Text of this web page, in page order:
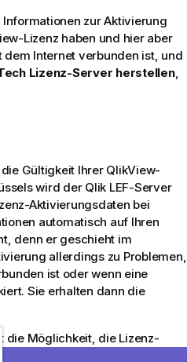
zur Aktivierung
Lizenz haben und hier aber
dem Internet verbunden ist, und
Lizenz-Server herstellen,
Gültigkeit Ihrer QlikView-
wird der Qlik LEF-Server
Aktivierungsdaten bei
automatisch auf Ihren
denn er geschieht im
allerdings zu Problemen,
ist oder wenn eine
Sie erhalten dann die
die Möglichkeit, die Lizenz-
Sie diese beim Qlik